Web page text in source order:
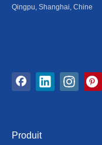
Qingpu, Shanghai, Chine
Produit